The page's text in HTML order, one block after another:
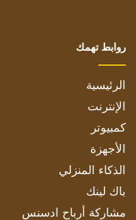
روابط تهمك
الرئيسية
الإنترنت
كمبيوتر
الأجهزة
الذكاء المنزلي
باك لينك
مشاركة أرباح ادسنس